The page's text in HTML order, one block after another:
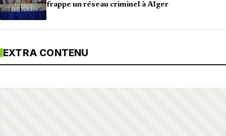
frappe un réseau criminel à Alger
EXTRA CONTENU